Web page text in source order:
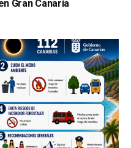
Gran Canaria